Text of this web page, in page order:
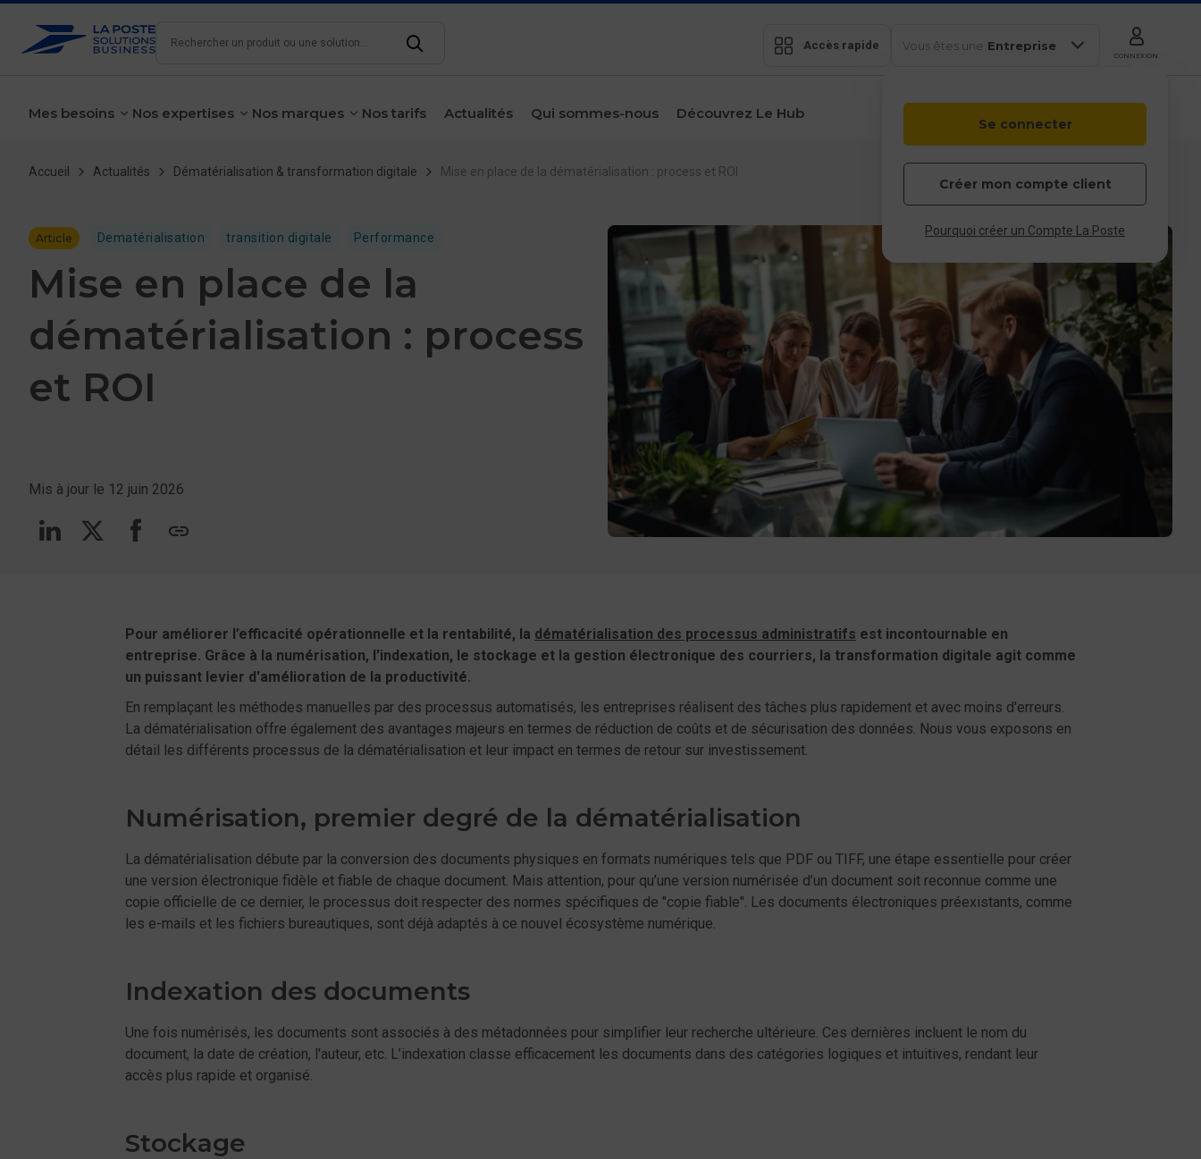
Rechercher
Rechercher Accès rapide
ligne
Contact & service client
Vous êtes une Entreprise
collectivités
CONNEXION
Se connecter
Créer mon compte client
Pourquoi créer un Compte La Poste
Mes besoins voir le sous-menu
Nos expertises voir le sous-menu
Nos marques voir le sous-menu
Nos tarifs Actualités Qui sommes-nous Découvrez Le Hub
Fil d'Ariane
Accueil Actualités Dématérialisation & transformation digitale Mise en place de la dématérialisation : process et ROI
Article Dematérialisation transition digitale Performance
Mise en place de la
dématérialisation : process
et ROI
Mis à jour le 12 juin 2026
Suivez-nous sur linkedin
Suivez-nous sur Twitter
Suivez-nous sur Facebook
Pour améliorer l’efficacité opérationnelle et la rentabilité, la dématérialisation des processus administratifs est incontournable en
entreprise. Grâce à la numérisation, l'indexation, le stockage et la gestion électronique des courriers, la transformation digitale agit comme
un puissant levier d'amélioration de la productivité.
En remplaçant les méthodes manuelles par des processus automatisés, les entreprises réalisent des tâches plus rapidement et avec moins d'erreurs.
La dématérialisation offre également des avantages majeurs en termes de réduction de coûts et de sécurisation des données. Nous vous exposons en
détail les différents processus de la dématérialisation et leur impact en termes de retour sur investissement.
Numérisation, premier degré de la dématérialisation
La dématérialisation débute par la conversion des documents physiques en formats numériques tels que PDF ou TIFF, une étape essentielle pour créer
une version électronique fidèle et fiable de chaque document. Mais attention, pour qu’une version numérisée d’un document soit reconnue comme une
copie officielle de ce dernier, le processus doit respecter des normes spécifiques de "copie fiable". Les documents électroniques préexistants, comme
les e-mails et les fichiers bureautiques, sont déjà adaptés à ce nouvel écosystème numérique.
Indexation des documents
Une fois numérisés, les documents sont associés à des métadonnées pour simplifier leur recherche ultérieure. Ces dernières incluent le nom du
document, la date de création, l'auteur, etc. L’indexation classe efficacement les documents dans des catégories logiques et intuitives, rendant leur
accès plus rapide et organisé.
Stockage